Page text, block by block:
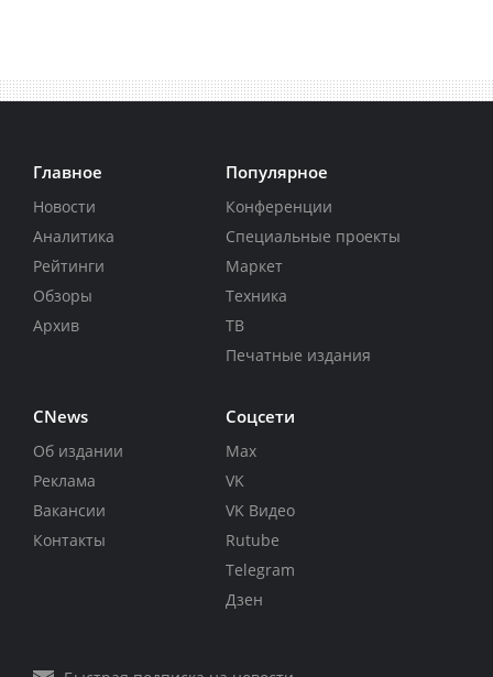
Главное
Новости
Аналитика
Рейтинги
Обзоры
Архив
Популярное
Конференции
Специальные проекты
Маркет
Техника
ТВ
Печатные издания
CNews
Об издании
Реклама
Вакансии
Контакты
Соцсети
Max
VK
VK Видео
Rutube
Telegram
Дзен